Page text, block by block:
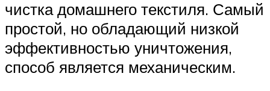
чистка домашнего текстиля. Самый
простой, но обладающий низкой
эффективностью уничтожения,
способ является механическим.